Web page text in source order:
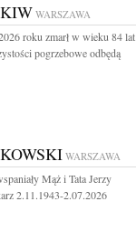
WARSZAWA
roku zmarł w wieku 84 lat
pogrzebowe odbędą
WARSZAWA
Mąż i Tata Jerzy
2.11.1943-2.07.2026